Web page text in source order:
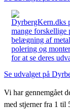
DyrbergKern.dks
mange forskellige
belægning af
polering og
for at se deres
Se udvalget på
Vi har gennemgået
med stjerner fra 1 til